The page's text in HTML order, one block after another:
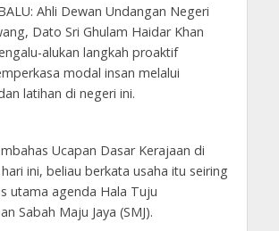
Ahli Dewan Undangan Negeri
Dato Sri Ghulam Haidar Khan
alukan langkah proaktif
modal insan melalui
latihan di negeri ini.
Ucapan Dasar Kerajaan di
ini, beliau berkata usaha itu seiring
utama agenda Hala Tuju
Sabah Maju Jaya (SMJ).